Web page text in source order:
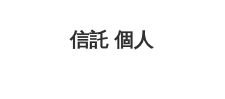
信託 個人